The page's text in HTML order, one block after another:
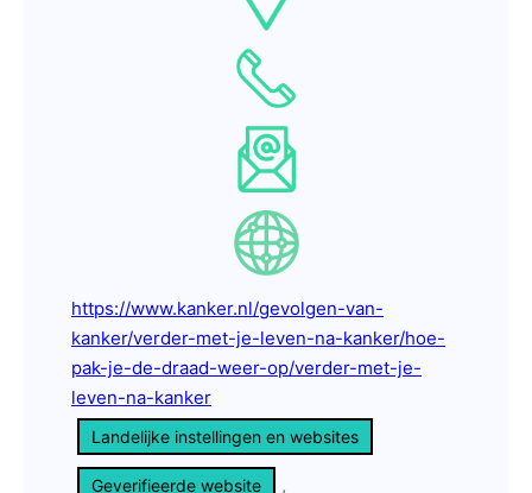
https://www.kanker.nl/gevolgen-van-
kanker/verder-met-je-leven-na-kanker/hoe-
pak-je-de-draad-weer-op/verder-met-je-
leven-na-kanker
Landelijke instellingen en websites
Geverifieerde website ,